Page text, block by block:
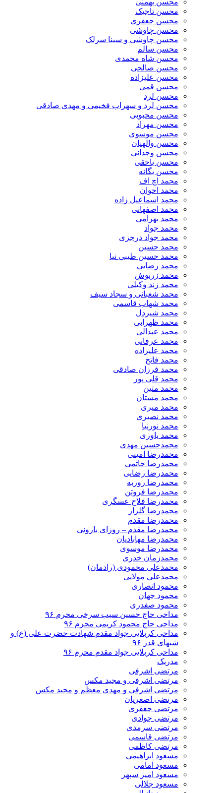
محسن بهمنی
محسن تاجیک
محسن جعفری
محسن چاوشی
محسن چاوشی و سینا سرلک
محسن سالم
محسن شاه محمدی
محسن صالحی
محسن علیزاده
محسن قمی
محسن لرد
محسن لرد و سهراب فخیمی و مهدی صادقی
محسن محبوبی
محسن مهراد
محسن موسوی
محسن والهیان
محسن وجدانی
محسن یاحقی
محسن یگانه
محمد اچ اف
محمد اخوان
محمد اسماعیل زاده
محمد اصفهانی
محمد بهرامی
محمد جواد
محمد جواد درجزی
محمد حسین
محمد حسین طیبی نیا
محمد رضایی
محمد زرنوش
محمد زند وکیلی
محمد شعبانی و سجاد سیف
محمد شهاب قاسمی
​محمد شیردل
محمد ظهرابی
محمد عبدالی
محمد عرفانی
محمد علیزاده
محمد فاتح
محمد فرزان صادقی
محمد قلی پور
محمد متین
محمد مستان
محمد میری
محمد نصیری
محمد نورنیا
محمد یاوری
محمدحسین مهدی
محمدرضا امینی
محمدرضا حاتمی
محمدرضا رضایی
محمدرضا روزبه
محمدرضا فروتن
محمدرضا فلاح عسگری
محمدرضا گلزار
محمدرضا مقدم
محمدرضا مقدم – روزای بارونی
محمدرضا مهابادیان
محمدرضا موسوی
محمدزمان خدری
محمدعلی محمودی (رادمان)
محمدعلی مولایی
محمود انصاری
محمود جهان
محمود صفدری
مداحی حاج حسین سیب سرخی محرم ۹۶
مداحی حاج محمود کریمی محرم ۹۶
مداحی کربلایی جواد مقدم شهادت حضرت علی (ع) و
شبهای قدر ۹۶
مداحی کربلایی جواد مقدم محرم ۹۶
مدریک
مرتضی اشرفی
مرتضی اشرفی و مجید مکس
مرتضی اشرفی و مهدی معظم و مجید مکس
مرتضی اصغریان
مرتضی جعفری
مرتضی جوادی
مرتضی سرمدی
مرتضی قاسمی
مرتضی کاظمی
مسعود ابراهیمی
مسعود امامی
مسعود امیر سپهر
مسعود جلالی